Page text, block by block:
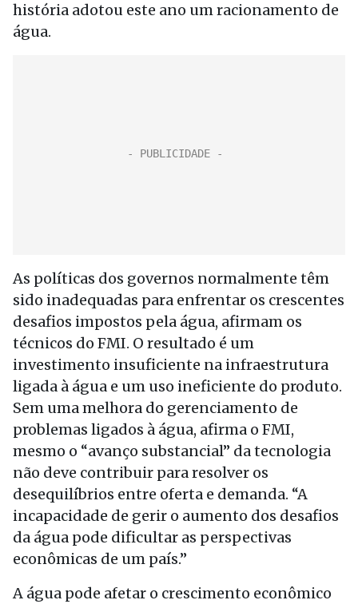
história adotou este ano um racionamento de
água.
As políticas dos governos normalmente têm
sido inadequadas para enfrentar os crescentes
desafios impostos pela água, afirmam os
técnicos do FMI. O resultado é um
investimento insuficiente na infraestrutura
ligada à água e um uso ineficiente do produto.
Sem uma melhora do gerenciamento de
problemas ligados à água, afirma o FMI,
mesmo o “avanço substancial” da tecnologia
não deve contribuir para resolver os
desequilíbrios entre oferta e demanda. “A
incapacidade de gerir o aumento dos desafios
da água pode dificultar as perspectivas
econômicas de um país.”
A água pode afetar o crescimento econômico